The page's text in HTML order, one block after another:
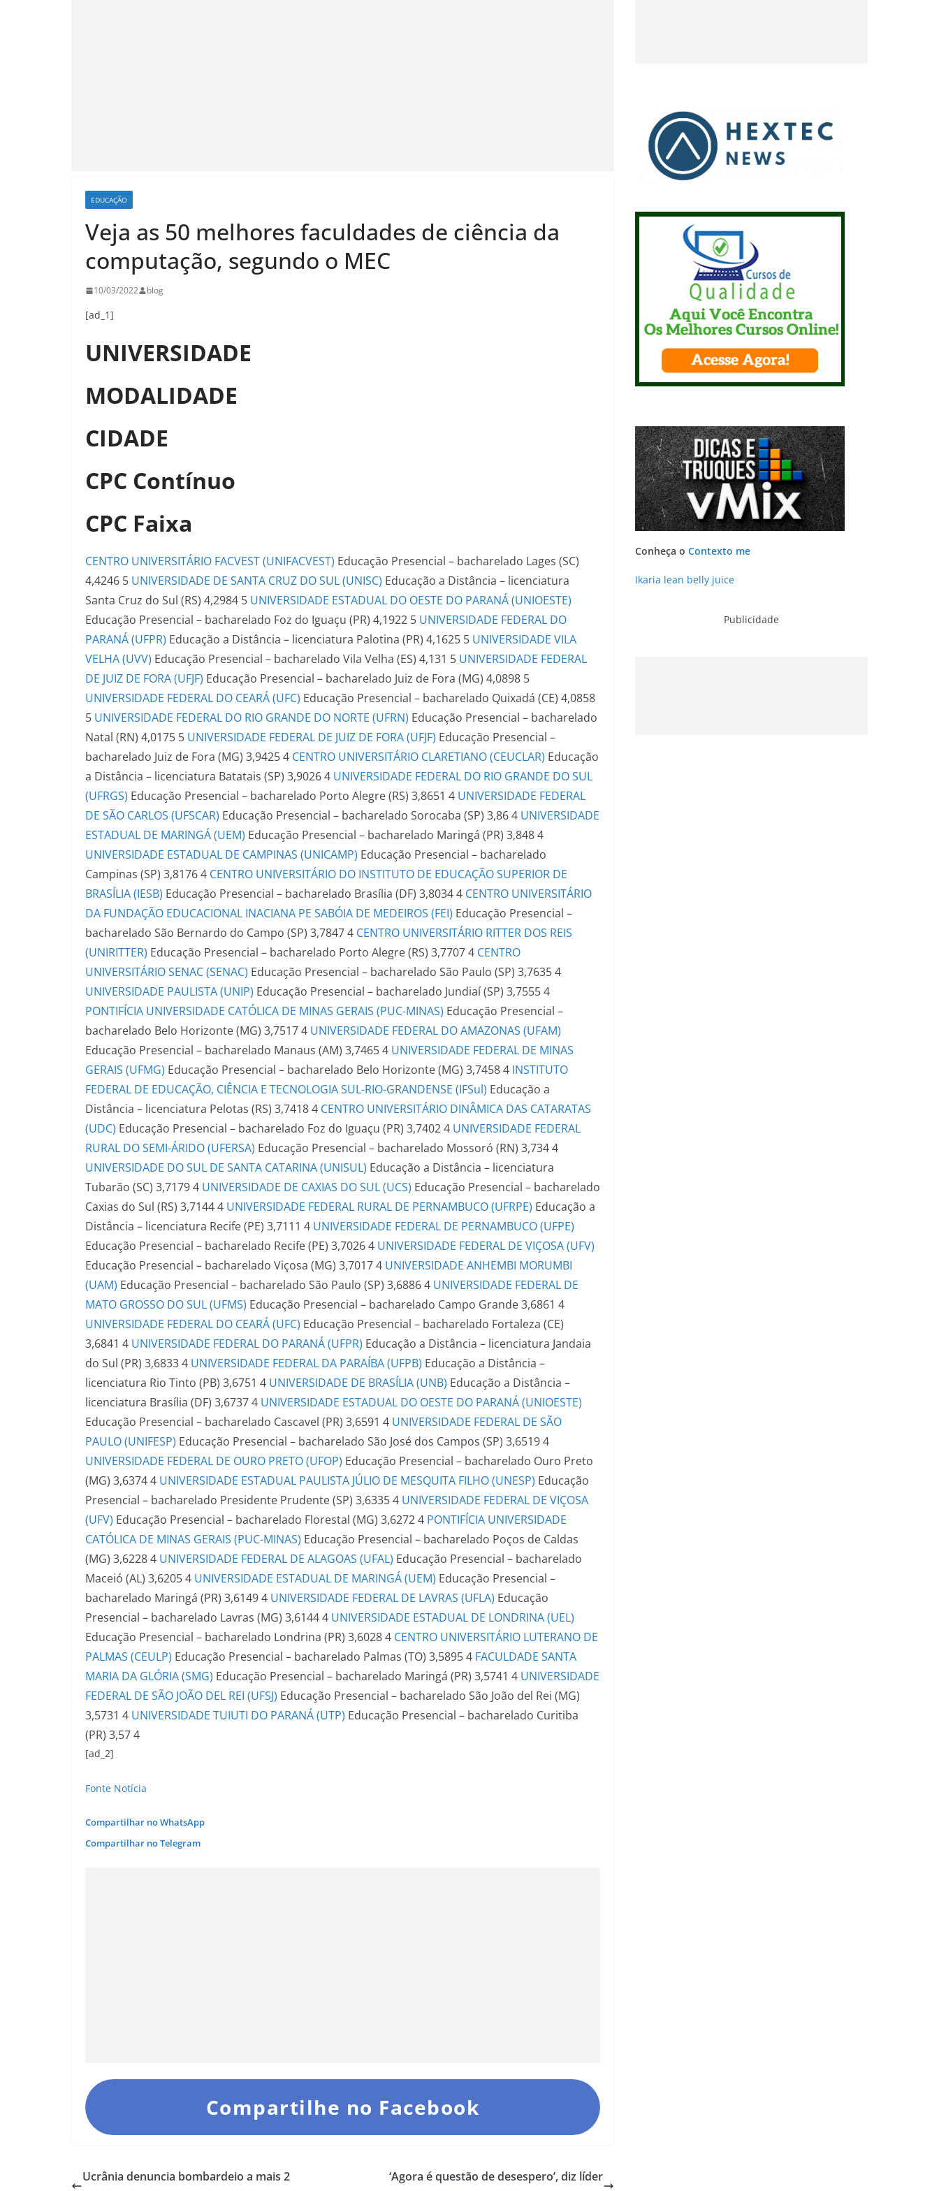
EDUCAÇÃO
Veja as 50 melhores faculdades de ciência da
computação, segundo o MEC
10/03/2022 blog
[ad_1]
UNIVERSIDADE
MODALIDADE
CIDADE
CPC Contínuo
CPC Faixa
CENTRO UNIVERSITÁRIO FACVEST (UNIFACVEST) Educação Presencial – bacharelado Lages (SC)
4,4246 5 UNIVERSIDADE DE SANTA CRUZ DO SUL (UNISC) Educação a Distância – licenciatura
Santa Cruz do Sul (RS) 4,2984 5 UNIVERSIDADE ESTADUAL DO OESTE DO PARANÁ (UNIOESTE)
Educação Presencial – bacharelado Foz do Iguaçu (PR) 4,1922 5 UNIVERSIDADE FEDERAL DO
PARANÁ (UFPR) Educação a Distância – licenciatura Palotina (PR) 4,1625 5 UNIVERSIDADE VILA
VELHA (UVV) Educação Presencial – bacharelado Vila Velha (ES) 4,131 5 UNIVERSIDADE FEDERAL
DE JUIZ DE FORA (UFJF) Educação Presencial – bacharelado Juiz de Fora (MG) 4,0898 5
UNIVERSIDADE FEDERAL DO CEARÁ (UFC) Educação Presencial – bacharelado Quixadá (CE) 4,0858
5 UNIVERSIDADE FEDERAL DO RIO GRANDE DO NORTE (UFRN) Educação Presencial – bacharelado
Natal (RN) 4,0175 5 UNIVERSIDADE FEDERAL DE JUIZ DE FORA (UFJF) Educação Presencial –
bacharelado Juiz de Fora (MG) 3,94254 CENTRO UNIVERSITÁRIO CLARETIANO (CEUCLAR) Educação
a Distância – licenciatura Batatais (SP) 3,90264 UNIVERSIDADE FEDERAL DO RIO GRANDE DO SUL
(UFRGS) Educação Presencial – bacharelado Porto Alegre (RS) 3,8651 4 UNIVERSIDADE FEDERAL
DE SÃO CARLOS (UFSCAR) Educação Presencial – bacharelado Sorocaba (SP) 3,864 UNIVERSIDADE
ESTADUAL DE MARINGÁ (UEM) Educação Presencial – bacharelado Maringá (PR) 3,8484
UNIVERSIDADE ESTADUAL DE CAMPINAS (UNICAMP) Educação Presencial – bacharelado
Campinas (SP) 3,81764 CENTRO UNIVERSITÁRIO DO INSTITUTO DE EDUCAÇÃO SUPERIOR DE
BRASÍLIA (IESB) Educação Presencial – bacharelado Brasília (DF) 3,80344 CENTRO UNIVERSITÁRIO
DA FUNDAÇÃO EDUCACIONAL INACIANA PE SABÓIA DE MEDEIROS (FEI) Educação Presencial –
bacharelado São Bernardo do Campo (SP) 3,78474 CENTRO UNIVERSITÁRIO RITTER DOS REIS
(UNIRITTER) Educação Presencial – bacharelado Porto Alegre (RS) 3,77074 CENTRO
UNIVERSITÁRIO SENAC (SENAC) Educação Presencial – bacharelado São Paulo (SP) 3,76354
UNIVERSIDADE PAULISTA (UNIP) Educação Presencial – bacharelado Jundiaí (SP) 3,75554
PONTIFÍCIA UNIVERSIDADE CATÓLICA DE MINAS GERAIS (PUC-MINAS) Educação Presencial –
bacharelado Belo Horizonte (MG) 3,75174 UNIVERSIDADE FEDERAL DO AMAZONAS (UFAM)
Educação Presencial – bacharelado Manaus (AM) 3,74654 UNIVERSIDADE FEDERAL DE MINAS
GERAIS (UFMG) Educação Presencial – bacharelado Belo Horizonte (MG) 3,74584 INSTITUTO
FEDERAL DE EDUCAÇÃO, CIÊNCIA E TECNOLOGIA SUL-RIO-GRANDENSE (IFSul) Educação a
Distância – licenciatura Pelotas (RS) 3,74184 CENTRO UNIVERSITÁRIO DINÂMICA DAS CATARATAS
(UDC) Educação Presencial – bacharelado Foz do Iguaçu (PR) 3,74024 UNIVERSIDADE FEDERAL
RURAL DO SEMI-ÁRIDO (UFERSA) Educação Presencial – bacharelado Mossoró (RN) 3,7344
UNIVERSIDADE DO SUL DE SANTA CATARINA (UNISUL) Educação a Distância – licenciatura
Tubarão (SC) 3,71794 UNIVERSIDADE DE CAXIAS DO SUL (UCS) Educação Presencial – bacharelado
Caxias do Sul (RS) 3,71444 UNIVERSIDADE FEDERAL RURAL DE PERNAMBUCO (UFRPE) Educação a
Distância – licenciatura Recife (PE) 3,7111 4 UNIVERSIDADE FEDERAL DE PERNAMBUCO (UFPE)
Educação Presencial – bacharelado Recife (PE) 3,70264 UNIVERSIDADE FEDERAL DE VIÇOSA (UFV)
Educação Presencial – bacharelado Viçosa (MG) 3,70174 UNIVERSIDADE ANHEMBI MORUMBI
(UAM) Educação Presencial – bacharelado São Paulo (SP) 3,68864 UNIVERSIDADE FEDERAL DE
MATO GROSSO DO SUL (UFMS) Educação Presencial – bacharelado Campo Grande3,6861 4
UNIVERSIDADE FEDERAL DO CEARÁ (UFC) Educação Presencial – bacharelado Fortaleza (CE)
3,6841 4 UNIVERSIDADE FEDERAL DO PARANÁ (UFPR) Educação a Distância – licenciatura Jandaia
do Sul (PR) 3,68334 UNIVERSIDADE FEDERAL DA PARAÍBA (UFPB) Educação a Distância –
licenciatura Rio Tinto (PB) 3,6751 4 UNIVERSIDADE DE BRASÍLIA (UNB) Educação a Distância –
licenciatura Brasília (DF) 3,67374 UNIVERSIDADE ESTADUAL DO OESTE DO PARANÁ (UNIOESTE)
Educação Presencial – bacharelado Cascavel (PR) 3,6591 4 UNIVERSIDADE FEDERAL DE SÃO
PAULO (UNIFESP) Educação Presencial – bacharelado São José dos Campos (SP) 3,65194
UNIVERSIDADE FEDERAL DE OURO PRETO (UFOP) Educação Presencial – bacharelado Ouro Preto
(MG) 3,63744 UNIVERSIDADE ESTADUAL PAULISTA JÚLIO DE MESQUITA FILHO (UNESP) Educação
Presencial – bacharelado Presidente Prudente (SP) 3,63354 UNIVERSIDADE FEDERAL DE VIÇOSA
(UFV) Educação Presencial – bacharelado Florestal (MG) 3,62724 PONTIFÍCIA UNIVERSIDADE
CATÓLICA DE MINAS GERAIS (PUC-MINAS) Educação Presencial – bacharelado Poços de Caldas
(MG) 3,62284 UNIVERSIDADE FEDERAL DE ALAGOAS (UFAL) Educação Presencial – bacharelado
Maceió (AL) 3,62054 UNIVERSIDADE ESTADUAL DE MARINGÁ (UEM) Educação Presencial –
bacharelado Maringá (PR) 3,61494 UNIVERSIDADE FEDERAL DE LAVRAS (UFLA) Educação
Presencial – bacharelado Lavras (MG) 3,61444 UNIVERSIDADE ESTADUAL DE LONDRINA (UEL)
Educação Presencial – bacharelado Londrina (PR) 3,60284 CENTRO UNIVERSITÁRIO LUTERANO DE
PALMAS (CEULP) Educação Presencial – bacharelado Palmas (TO) 3,58954 FACULDADE SANTA
MARIA DA GLÓRIA (SMG) Educação Presencial – bacharelado Maringá (PR) 3,5741 4 UNIVERSIDADE
FEDERAL DE SÃO JOÃO DEL REI (UFSJ) Educação Presencial – bacharelado São João del Rei (MG)
3,5731 4 UNIVERSIDADE TUIUTI DO PARANÁ (UTP) Educação Presencial – bacharelado Curitiba
(PR) 3,574
[ad_2]
Fonte Notícia
Compartilhar no WhatsApp
Compartilhar no Telegram
Compartilhe no Facebook
Ucrânia denuncia bombardeio a mais 2
‘Agora é questão de desespero’, diz líder
Conheça o Contexto me
Ikaria lean belly juice
Publicidade